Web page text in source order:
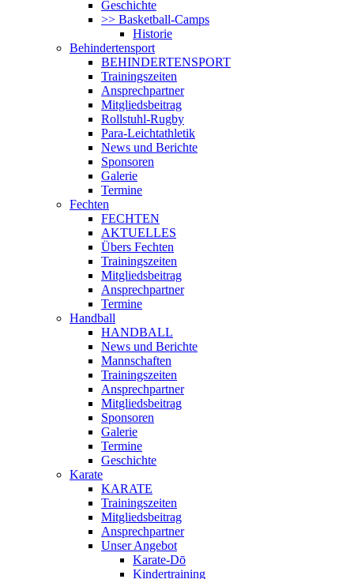
Geschichte
>> Basketball-Camps
Historie
Behindertensport
BEHINDERTENSPORT
Trainingszeiten
Ansprechpartner
Mitgliedsbeitrag
Rollstuhl-Rugby
Para-Leichtathletik
News und Berichte
Sponsoren
Galerie
Termine
Fechten
FECHTEN
AKTUELLES
Übers Fechten
Trainingszeiten
Mitgliedsbeitrag
Ansprechpartner
Termine
Handball
HANDBALL
News und Berichte
Mannschaften
Trainingszeiten
Ansprechpartner
Mitgliedsbeitrag
Sponsoren
Galerie
Termine
Geschichte
Karate
KARATE
Trainingszeiten
Mitgliedsbeitrag
Ansprechpartner
Unser Angebot
Karate-Dō
Kindertraining